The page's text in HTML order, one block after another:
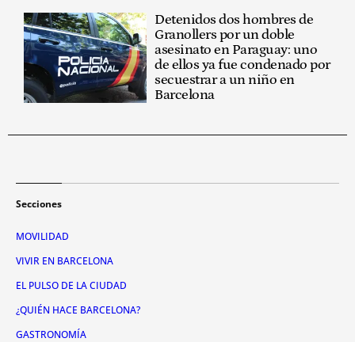
Detenidos dos hombres de
Granollers por un doble
asesinato en Paraguay: uno
de ellos ya fue condenado por
secuestrar a un niño en
Barcelona
Secciones
MOVILIDAD
VIVIR EN BARCELONA
EL PULSO DE LA CIUDAD
¿QUIÉN HACE BARCELONA?
GASTRONOMÍA